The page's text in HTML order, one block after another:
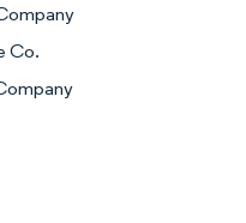
Co.